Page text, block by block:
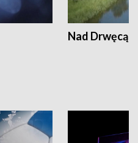
Nad Drwęcą